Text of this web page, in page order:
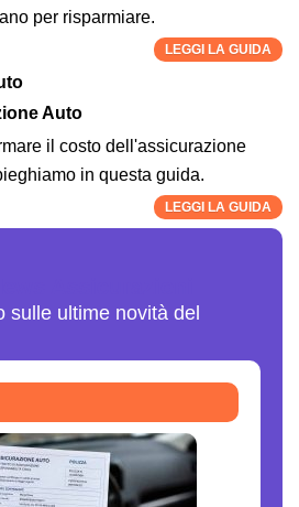
per risparmiare.
LEGGI LA GUIDA
Auto
il costo dell'assicurazione
in questa guida.
LEGGI LA GUIDA
sulle ultime novità del